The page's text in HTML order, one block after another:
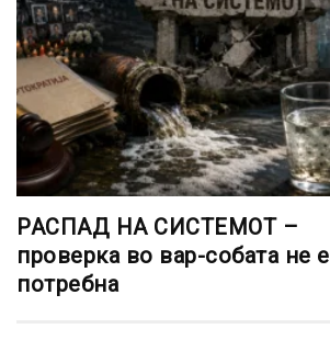
РАСПАД НА СИСТЕМОТ –
проверка во вар-собата не е
потребна